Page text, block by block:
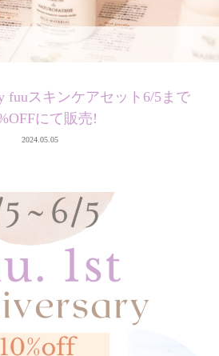
fuuスキンケアセット6/5まで
にて販売!
2024.05.05